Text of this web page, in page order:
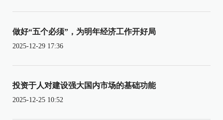
做好“五个必须”，为明年经济工作开好局
2025-12-29 17:36
投资于人对建设强大国内市场的基础功能
2025-12-25 10:52